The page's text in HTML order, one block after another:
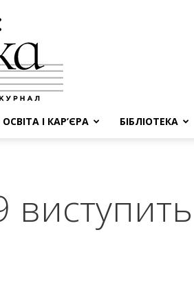
ОСВІТА І КАР’ЄРА БІБЛІОТЕКА